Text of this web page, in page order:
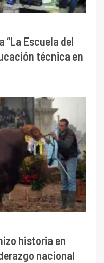
“La Escuela del
técnica en
historia en
nacional